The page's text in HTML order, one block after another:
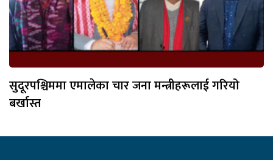
सुदूरपश्चिममा एमालेका चार जना मन्त्रीहरूलाई गरियो
बर्खास्त